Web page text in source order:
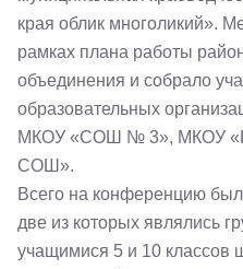
края облик многоликий».
рамках плана работы
объединения и собрало
образовательных
МКОУ «СОШ № 3», МКОУ
СОШ».
Всего на конференцию
две из которых являлись
учащимися 5 и 10